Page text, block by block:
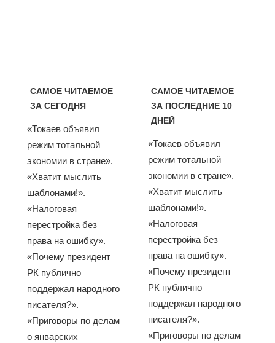
САМОЕ ЧИТАЕМОЕ
ЗА СЕГОДНЯ
«Токаев объявил
режим тотальной
экономии в стране».
«Хватит мыслить
шаблонами!».
«Налоговая
перестройка без
права на ошибку».
«Почему президент
РК публично
поддержал народного
писателя?».
«Приговоры по делам
о январских
САМОЕ ЧИТАЕМОЕ
ЗА ПОСЛЕДНИЕ 10
ДНЕЙ
«Токаев объявил
режим тотальной
экономии в стране».
«Хватит мыслить
шаблонами!».
«Налоговая
перестройка без
права на ошибку».
«Почему президент
РК публично
поддержал народного
писателя?».
«Приговоры по делам